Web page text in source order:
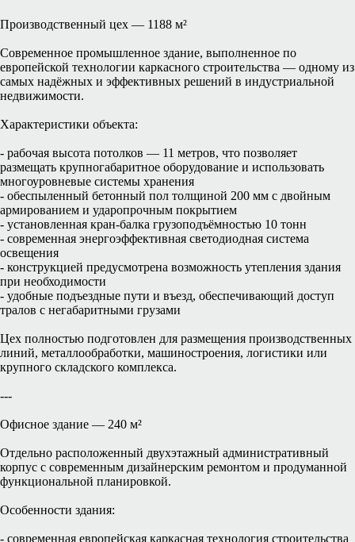
Производственный цех — 1188 м²
Современное промышленное здание, выполненное по
европейской технологии каркасного строительства — одному из
самых надёжных и эффективных решений в индустриальной
недвижимости.
Характеристики объекта:
- рабочая высота потолков — 11 метров, что позволяет
размещать крупногабаритное оборудование и использовать
многоуровневые системы хранения
- обеспыленный бетонный пол толщиной 200 мм с двойным
армированием и ударопрочным покрытием
- установленная кран-балка грузоподъёмностью 10 тонн
- современная энергоэффективная светодиодная система
освещения
- конструкцией предусмотрена возможность утепления здания
при необходимости
- удобные подъездные пути и въезд, обеспечивающий доступ
тралов с негабаритными грузами
Цех полностью подготовлен для размещения производственных
линий, металлообработки, машиностроения, логистики или
крупного складского комплекса.
---
Офисное здание — 240 м²
Отдельно расположенный двухэтажный административный
корпус с современным дизайнерским ремонтом и продуманной
функциональной планировкой.
Особенности здания:
- современная европейская каркасная технология строительства